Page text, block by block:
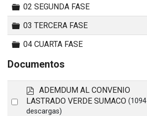
Carpeta
02 SEGUNDA FASE
Carpeta
03 TERCERA FASE
Carpeta
04 CUARTA FASE
Documentos
Select
p
d
f
ADEMDUM AL CONVENIO
LASTRADO VERDE SUMACO (1094
descargas)